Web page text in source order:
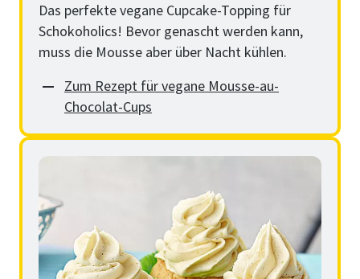
Das perfekte vegane Cupcake-Topping für
Schokoholics! Bevor genascht werden kann,
muss die Mousse aber über Nacht kühlen.
Zum Rezept für vegane Mousse-au-
Chocolat-Cups